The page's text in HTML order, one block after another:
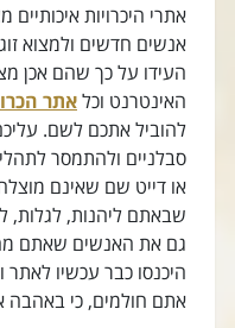
אתרי היכרויות איכותיים
אנשים חדשים ולמצוא
העידו על כך שהם אכן
האינטרנט וכלאתר
להוביל אתכם לשם.
סבלניים ולהתמסר
או דייט שם שאינם
שבאתם ליהנות, לגלות,
גם את האנשים שאתם
היכנסו כבר עכשיו
אתם חולמים, כי באהבה